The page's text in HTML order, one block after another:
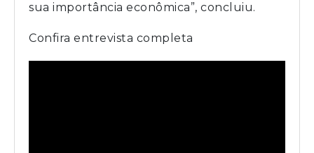
sua importância econômica”, concluiu.
Confira entrevista completa